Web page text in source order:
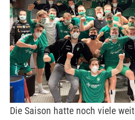
Die Saison hatte noch viele